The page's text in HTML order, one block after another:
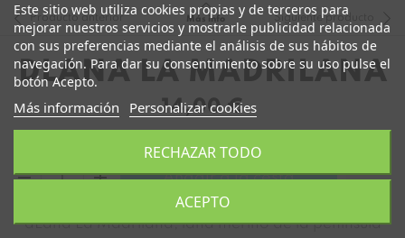
Más info
Producto anterior Siguiente producto
DLANA LA MADRILANA
14,00 €
Añadir a la cesta
add
remove
dLana La Madrilana, lana merino de la península
Este sitio web utiliza cookies propias y de terceros para
mejorar nuestros servicios y mostrarle publicidad relacionada
con sus preferencias mediante el análisis de sus hábitos de
navegación. Para dar su consentimiento sobre su uso pulse el
botón Acepto.
Más información Personalizar cookies
RECHAZAR TODO
ACEPTO